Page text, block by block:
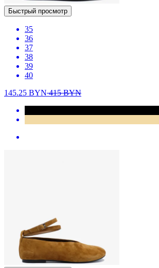
Быстрый просмотр
35
36
37
38
39
40
145.25 BYN415BYN